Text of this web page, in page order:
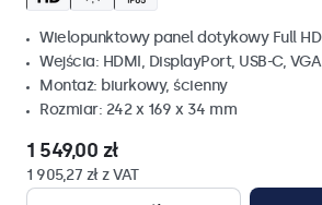
Wielopunktowy panel dotykowy Full HD
Wejścia: HDMI, DisplayPort, USB-C, VGA
Montaż: biurkowy, ścienny
Rozmiar: 242 x 169 x 34 mm
1 549,00 zł
1 905,27 zł z VAT